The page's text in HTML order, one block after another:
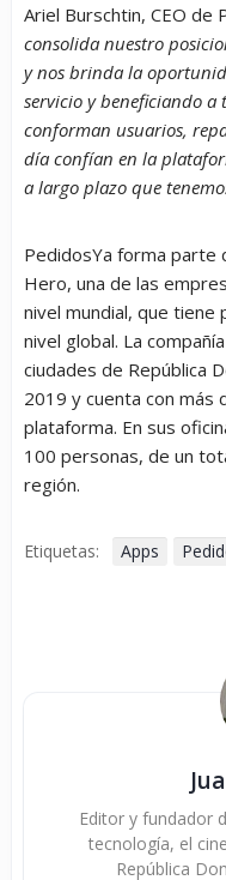
Ariel Burschtin, CEO de
consolida nuestro
y nos brinda la
servicio y beneficiando a
conforman usuarios,
día confían en la
a largo plazo que
PedidosYa forma parte
Hero, una de las
nivel mundial, que tiene
nivel global. La
ciudades de República
2019 y cuenta con más
plataforma. En sus
100 personas, de un
región.
Etiquetas: Apps
Editor y fundador
tecnología, el
República